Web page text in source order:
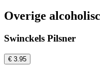
Overige
Swinckels Pilsner
€ 3.95